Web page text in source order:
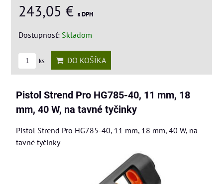
243,05 € s DPH
Dostupnosť: Skladom
ks DO KOŠÍKA
Pistol Strend Pro HG785-40, 11 mm, 18
mm, 40 W, na tavné tyčinky
Pistol Strend Pro HG785-40, 11 mm, 18 mm, 40 W, na
tavné tyčinky